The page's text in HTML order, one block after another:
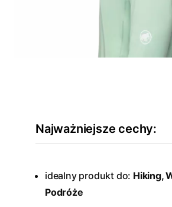
Najważniejsze cechy:
idealny produkt do: Hiking,
Podróże